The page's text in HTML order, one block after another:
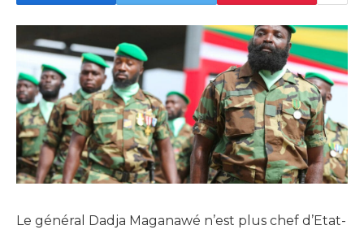
Le général Dadja Maganawé n’est plus chef d’Etat-